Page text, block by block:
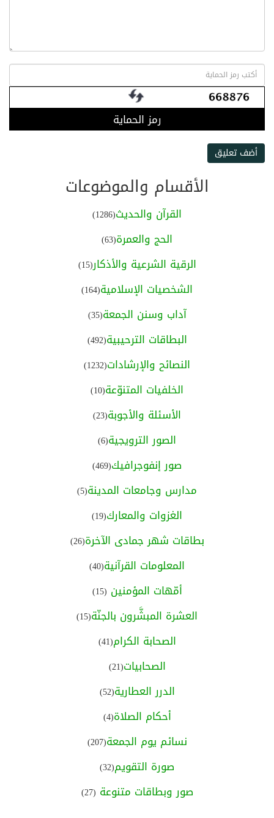
رمز الحماية
أضف تعليق
الأقسام والموضوعات
القرآن والحديث(1286)
الحج والعمرة(63)
الرقية الشرعية والأذكار(15)
الشخصيات الإسلامية(164)
آداب وسنن الجمعة(35)
البطاقات الترحيبية(492)
النصائح والإرشادات(1232)
الخلفيات المتنوّعة(10)
الأسئلة والأجوبة(23)
الصور الترويجية(6)
صور إنفوجرافيك(469)
مدارس وجامعات المدينة(5)
الغزوات والمعارك(19)
بطاقات شهر جمادى الآخرة(26)
المعلومات القرآنية(40)
أمّهات المؤمنين (15)
العشرة المبشَّرون بالجنّة(15)
الصحابة الكرام(41)
الصحابيات(21)
الدرر العطارية(52)
أحكام الصلاة(4)
نسائم يوم الجمعة(207)
صورة التقويم(32)
صور وبطاقات متنوعة (27)